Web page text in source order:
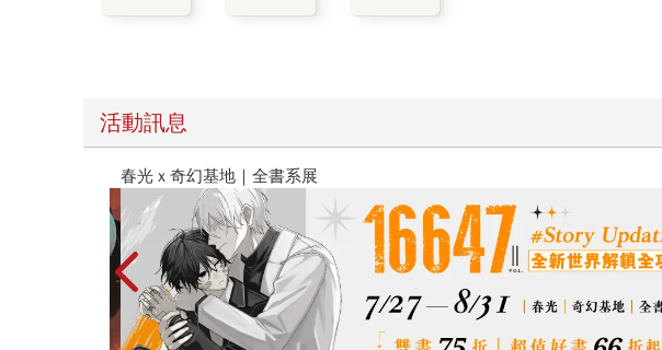
活動訊息
金石堂2026海外優惠：電子書